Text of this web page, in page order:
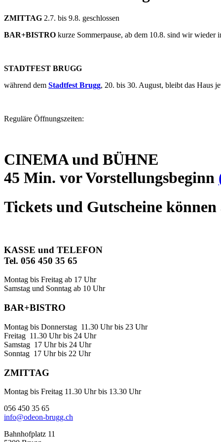
ZMITTAG 2.7. bis 9.8. geschlossen
BAR+BISTRO kurze Sommerpause, ab dem 10.8. sind wir wieder
STADTFEST BRUGG
während dem Stadtfest Brugg, 20. bis 30. August, bleibt das Haus
Reguläre Öffnungszeiten:
CINEMA und BÜHNE
45 Min. vor Vorstellungsbeginn
Tickets und Gutscheine
KASSE und TELEFON
Tel. 056 450 35 65
Montag bis Freitag ab 17 Uhr
Samstag und Sonntag ab 10 Uhr
BAR+BISTRO
Montag bis Donnerstag 11.30 Uhr bis 23 Uhr
Freitag 11.30 Uhr bis 24 Uhr
Samstag 17 Uhr bis 24 Uhr
Sonntag 17 Uhr bis 22 Uhr
ZMITTAG
Montag bis Freitag 11.30 Uhr bis 13.30 Uhr
056 450 35 65
info@odeon-brugg.ch
Bahnhofplatz 11